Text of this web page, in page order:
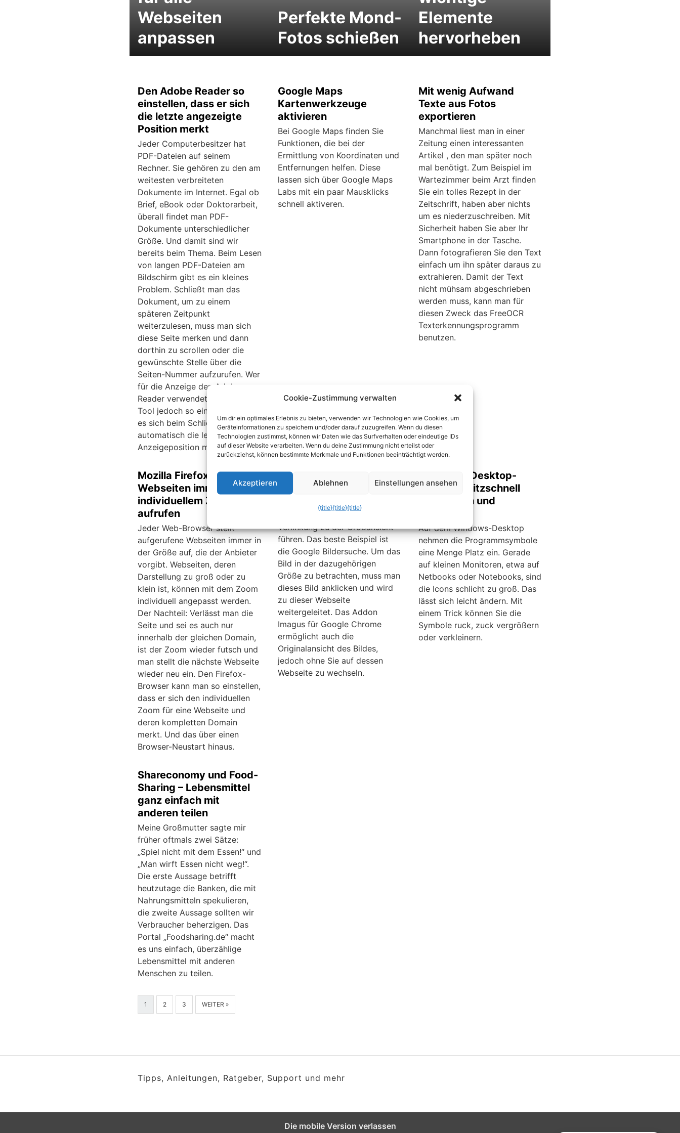
Webseiten
anpassen
Perfekte Mond-
Fotos schießen
Elemente
hervorheben
Den Adobe Reader so
einstellen, dass er sich
die letzte angezeigte
Position merkt
Jeder Computerbesitzer hat
PDF-Dateien auf seinem
Rechner. Sie gehören zu den am
weitesten verbreiteten
Dokumente im Internet. Egal ob
Brief, eBook oder Doktorarbeit,
überall findet man PDF-
Dokumente unterschiedlicher
Größe. Und damit sind wir
bereits beim Thema. Beim Lesen
von langen PDF-Dateien am
Bildschirm gibt es ein kleines
Problem. Schließt man das
Dokument, um zu einem
späteren Zeitpunkt
weiterzulesen, muss man sich
diese Seite merken und dann
dorthin zu scrollen oder die
gewünschte Stelle über die
Seiten-Nummer aufzurufen. Wer
für die Anzeige den Adobe
Reader verwendet, der kann das
Tool jedoch so einstellen, dass
es sich beim Schließen
automatisch die letzte
Anzeigeposition merkt.
Google Maps
Kartenwerkzeuge
aktivieren
Bei Google Maps finden Sie
Funktionen, die bei der
Ermittlung von Koordinaten und
Entfernungen helfen. Diese
lassen sich über Google Maps
Labs mit ein paar Mausklicks
schnell aktiveren.
Mit wenig Aufwand
Texte aus Fotos
exportieren
Manchmal liest man in einer
Zeitung einen interessanten
Artikel , den man später noch
mal benötigt. Zum Beispiel im
Wartezimmer beim Arzt finden
Sie ein tolles Rezept in der
Zeitschrift, haben aber nichts
um es niederzuschreiben. Mit
Sicherheit haben Sie aber Ihr
Smartphone in der Tasche.
Dann fotografieren Sie den Text
einfach um ihn später daraus zu
extrahieren. Damit der Text
nicht mühsam abgeschrieben
werden muss, kann man für
diesen Zweck das FreeOCR
Texterkennungsprogramm
benutzen.
Mozilla Firefox:
Webseiten immer mit
individuellem Zoom
aufrufen
Jeder Web-Browser stellt
aufgerufene Webseiten immer in
der Größe auf, die der Anbieter
vorgibt. Webseiten, deren
Darstellung zu groß oder zu
klein ist, können mit dem Zoom
individuell angepasst werden.
Der Nachteil: Verlässt man die
Seite und sei es auch nur
innerhalb der gleichen Domain,
ist der Zoom wieder futsch und
man stellt die nächste Webseite
wieder neu ein. Den Firefox-
Browser kann man so einstellen,
dass er sich den individuellen
Zoom für eine Webseite und
deren kompletten Domain
merkt. Und das über einen
Browser-Neustart hinaus.
Google Chrome:
Zoomfunktion für Bilder
Viele Webseiten enthalten
Verlinkung zu der Großansicht
führen. Das beste Beispiel ist
die Google Bildersuche. Um das
Bild in der dazugehörigen
Größe zu betrachten, muss man
dieses Bild anklicken und wird
zu dieser Webseite
weitergeleitet. Das Addon
Imagus für Google Chrome
ermöglicht auch die
Originalansicht des Bildes,
jedoch ohne Sie auf dessen
Webseite zu wechseln.
Windows: Desktop-
Symbole blitzschnell
verkleinern und
Auf dem Windows-Desktop
nehmen die Programmsymbole
eine Menge Platz ein. Gerade
auf kleinen Monitoren, etwa auf
Netbooks oder Notebooks, sind
die Icons schlicht zu groß. Das
lässt sich leicht ändern. Mit
einem Trick können Sie die
Symbole ruck, zuck vergrößern
oder verkleinern.
Shareconomy und Food-
Sharing – Lebensmittel
ganz einfach mit
anderen teilen
Meine Großmutter sagte mir
früher oftmals zwei Sätze:
„Spiel nicht mit dem Essen!“ und
„Man wirft Essen nicht weg!“.
Die erste Aussage betrifft
heutzutage die Banken, die mit
Nahrungsmitteln spekulieren,
die zweite Aussage sollten wir
Verbraucher beherzigen. Das
Portal „Foodsharing.de“ macht
es uns einfach, überzählige
Lebensmittel mit anderen
Menschen zu teilen.
1 2 3 WEITER »
Tipps, Anleitungen, Ratgeber, Support und mehr
Cookie-Zustimmung verwalten
Um dir ein optimales Erlebnis zu bieten, verwenden wir Technologien wie Cookies, um
Geräteinformationen zu speichern und/oder darauf zuzugreifen. Wenn du diesen
Technologien zustimmst, können wir Daten wie das Surfverhalten oder eindeutige IDs
auf dieser Website verarbeiten. Wenn du deine Zustimmung nicht erteilst oder
zurückziehst, können bestimmte Merkmale und Funktionen beeinträchtigt werden.
Akzeptieren Ablehnen Einstellungen ansehen
{title}{title}{title}
Die mobile Version verlassen